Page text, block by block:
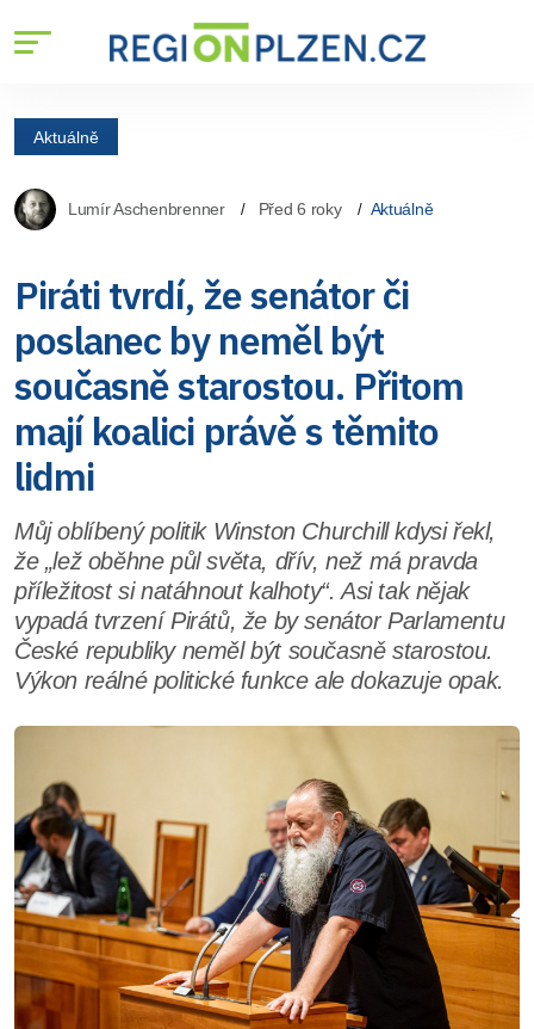
Aktuálně
Lumír Aschenbrenner Před 6 roky Aktuálně
Piráti tvrdí, že senátor či
poslanec by neměl být
současně starostou. Přitom
mají koalici právě s těmito
lidmi
Můj oblíbený politik Winston Churchill kdysi řekl,
že „lež oběhne půl světa, dřív, než má pravda
příležitost si natáhnout kalhoty“. Asi tak nějak
vypadá tvrzení Pirátů, že by senátor Parlamentu
České republiky neměl být současně starostou.
Výkon reálné politické funkce ale dokazuje opak.